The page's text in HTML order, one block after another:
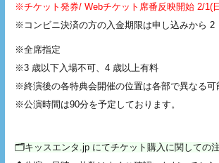
※チケット発券/ Webチケット席番反映開始 2/1(
※コンビニ決済の方の入金期限は申し込みから 2
※全席指定
※3 歳以下入場不可、4 歳以上有料
※終演後の各特典会開催の位置は各部で異なる可
※公演時間は90分を予定しております。
🗂️キッスエンタ.jp にてチケット購入に関しての